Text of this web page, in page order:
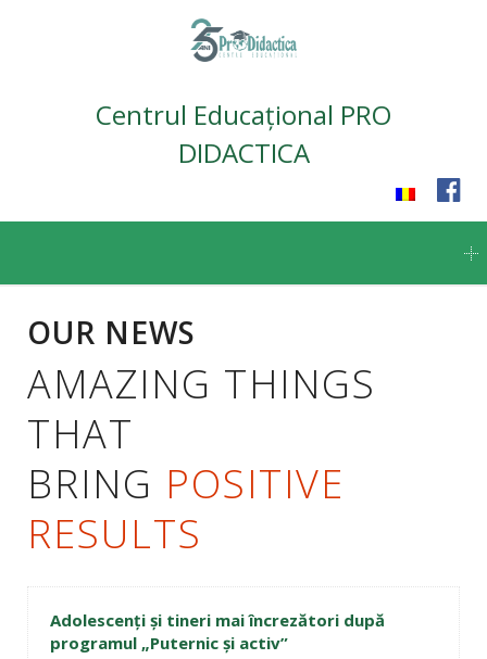
Centrul Educațional PRO
DIDACTICA
content
OUR NEWS
AMAZING THINGS
THAT
BRING POSITIVE
RESULTS
Adolescenți și tineri mai încrezători după
programul „Puternic și activ”